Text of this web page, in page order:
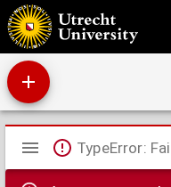
Mapa topographico de los payses, y
quatro tablas, para saber por los
flujo, y reflujo de este estrecho
observaciones sobre sus corrientes,
manuscriptas
Mirador
viewer
TypeError: